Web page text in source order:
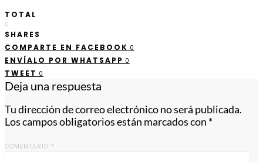
TOTAL
0
SHARES
COMPARTE EN FACEBOOK 0
ENVÍALO POR WHATSAPP 0
TWEET 0
Deja una respuesta
Tu dirección de correo electrónico no será publicada.
Los campos obligatorios están marcados con *
COMENTARIO *